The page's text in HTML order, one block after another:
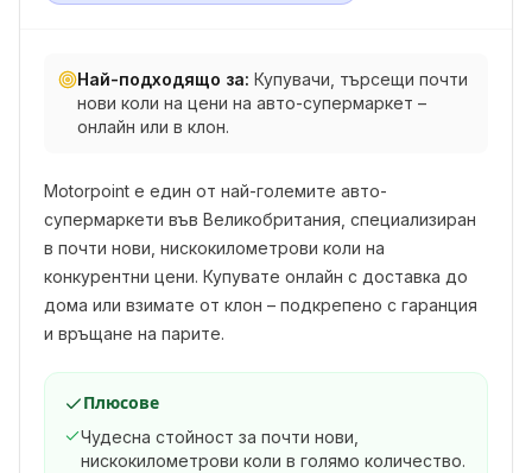
Най-подходящо за: Купувачи, търсещи почти
нови коли на цени на авто-супермаркет –
онлайн или в клон.
Motorpoint е един от най-големите авто-
супермаркети във Великобритания, специализиран
в почти нови, нискокилометрови коли на
конкурентни цени. Купувате онлайн с доставка до
дома или взимате от клон – подкрепено с гаранция
и връщане на парите.
Плюсове
Чудесна стойност за почти нови,
нискокилометрови коли в голямо количество.